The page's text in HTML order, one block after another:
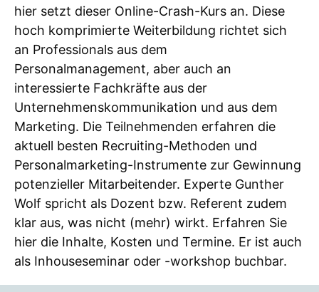
hier setzt dieser Online-Crash-Kurs an. Diese
hoch komprimierte Weiterbildung richtet sich
an Professionals aus dem
Personalmanagement, aber auch an
interessierte Fachkräfte aus der
Unternehmenskommunikation und aus dem
Marketing. Die Teilnehmenden erfahren die
aktuell besten Recruiting-Methoden und
Personalmarketing-Instrumente zur Gewinnung
potenzieller Mitarbeitender. Experte Gunther
Wolf spricht als Dozent bzw. Referent zudem
klar aus, was nicht (mehr) wirkt. Erfahren Sie
hier die Inhalte, Kosten und Termine. Er ist auch
als Inhouseseminar oder -workshop buchbar.